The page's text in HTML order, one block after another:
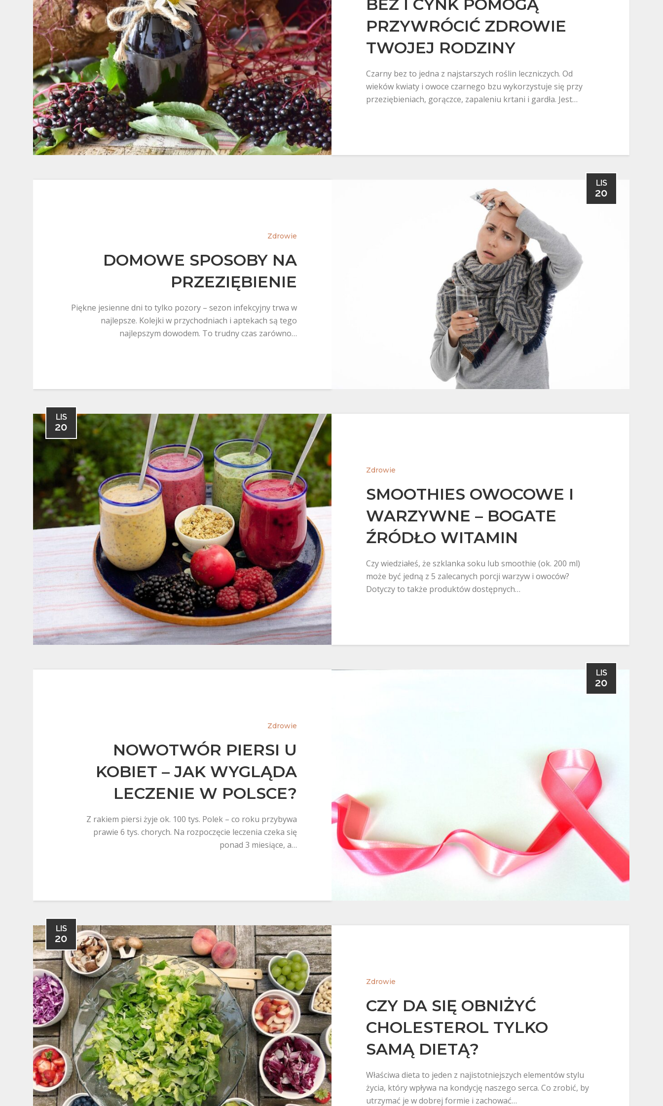
BEZ I CYNK POMOGĄ
PRZYWRÓCIĆ ZDROWIE
TWOJEJ RODZINY
Czarny bez to jedna z najstarszych roślin leczniczych. Od
wieków kwiaty i owoce czarnego bzu wykorzystuje się przy
przeziębieniach, gorączce, zapaleniu krtani i gardła. Jest…
LIS
20
Zdrowie
DOMOWE SPOSOBY NA
PRZEZIĘBIENIE
Piękne jesienne dni to tylko pozory – sezon infekcyjny trwa w
najlepsze. Kolejki w przychodniach i aptekach są tego
najlepszym dowodem. To trudny czas zarówno…
LIS
20
Zdrowie
SMOOTHIES OWOCOWE I
WARZYWNE – BOGATE
ŹRÓDŁO WITAMIN
Czy wiedziałeś, że szklanka soku lub smoothie (ok. 200 ml)
może być jedną z 5 zalecanych porcji warzyw i owoców?
Dotyczy to także produktów dostępnych…
LIS
20
Zdrowie
NOWOTWÓR PIERSI U
KOBIET – JAK WYGLĄDA
LECZENIE W POLSCE?
Z rakiem piersi żyje ok. 100 tys. Polek – co roku przybywa
prawie 6 tys. chorych. Na rozpoczęcie leczenia czeka się
ponad 3 miesiące, a…
LIS
20
Zdrowie
CZY DA SIĘ OBNIŻYĆ
CHOLESTEROL TYLKO
SAMĄ DIETĄ?
Właściwa dieta to jeden z najistotniejszych elementów stylu
życia, który wpływa na kondycję naszego serca. Co zrobić, by
utrzymać je w dobrej formie i zachować…